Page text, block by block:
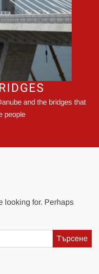
and the bridges that
people
looking for. Perhaps
Търсене
за: